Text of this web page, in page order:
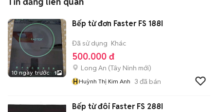
10 ngày trước 1
Bếp từ đơn Faster FS 188I
Đã sử dụng Khác
500.000 đ
Long An (Tây Ninh mới)
HHuỳnh Thị Kim Anh 3 đã bán
Bếp từ đôi Faster FS 288I